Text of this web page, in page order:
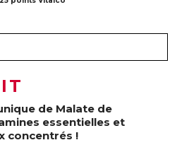
de Malate de
essentielles et
concentrés !